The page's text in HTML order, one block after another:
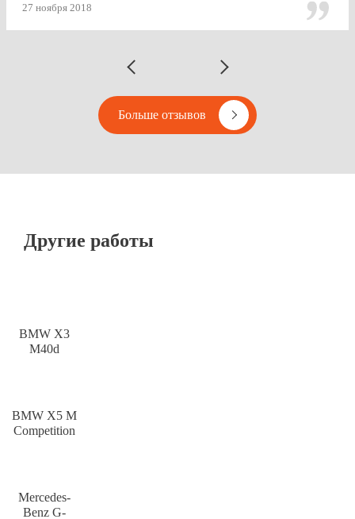
27 ноября 2018
Больше отзывов
Другие работы
BMW X3
M40d
BMW X5 M
Competition
Mercedes-
Benz G-